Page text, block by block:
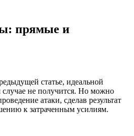
прямые и
статье, идеальной
не получится. Но можно
атаки, сделав результат
к затраченным усилиям.